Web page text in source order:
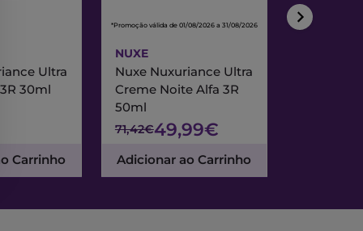
Ultra
30ml
Carrinho
*Promoção válida de 01/08/2026 a 31/08/2026
NUXE
Nuxe Nuxuriance Ultra
Creme Noite Alfa 3R
50ml
71,42€49,99€
Adicionar ao Carrinho
*Promoção válida